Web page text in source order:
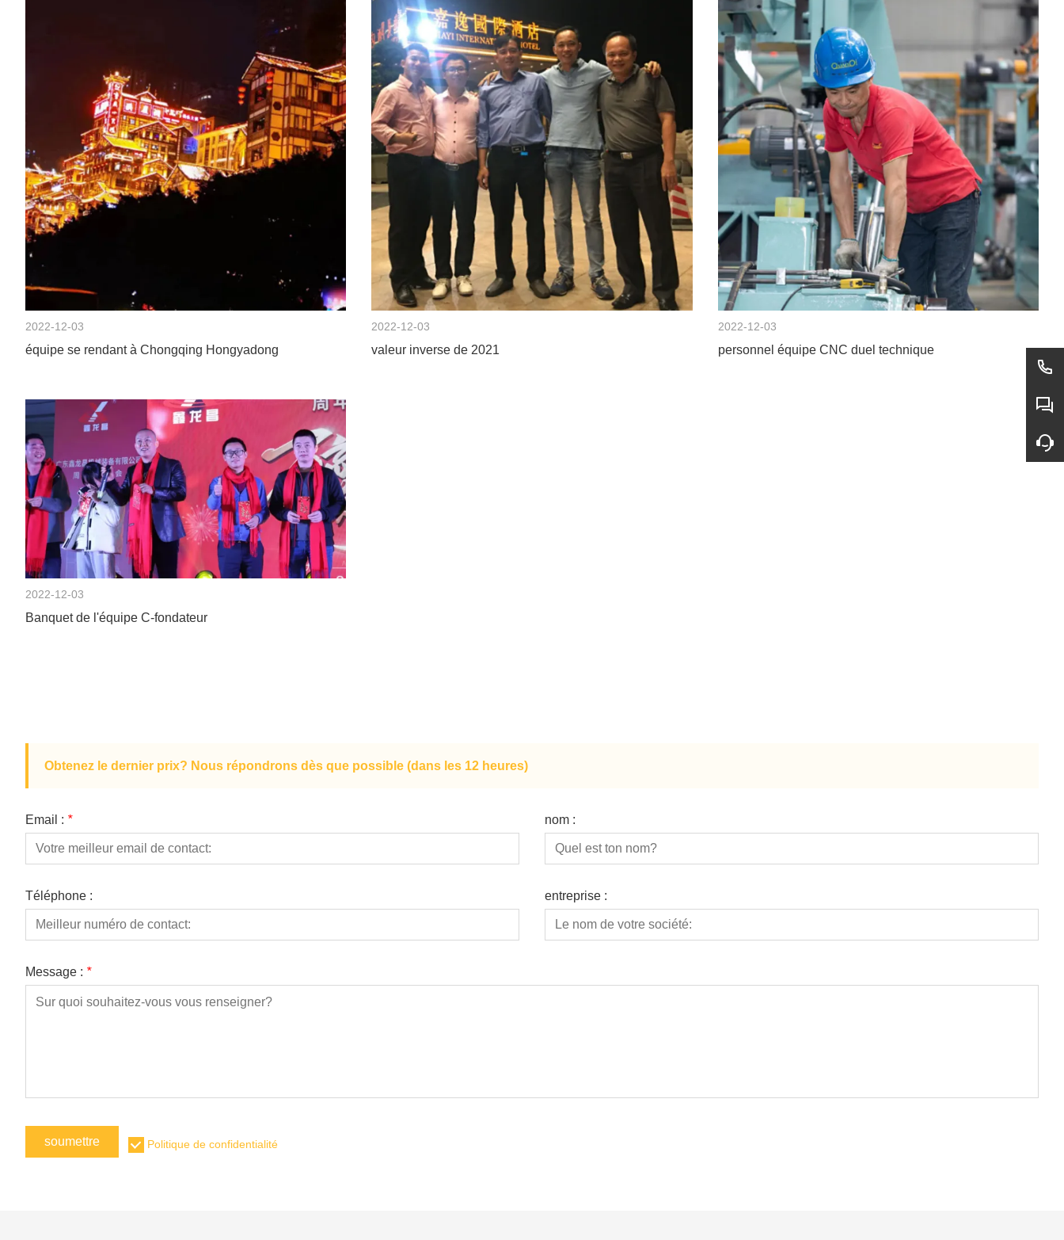
2022-12-03
équipe se rendant à Chongqing Hongyadong
2022-12-03
valeur inverse de 2021
2022-12-03
personnel équipe CNC duel technique
2022-12-03
Banquet de l'équipe C-fondateur
Obtenez le dernier prix? Nous répondrons dès que possible (dans les 12 heures)
Email : * nom :
Téléphone : entreprise :
Message : *
soumettre Politique de confidentialité